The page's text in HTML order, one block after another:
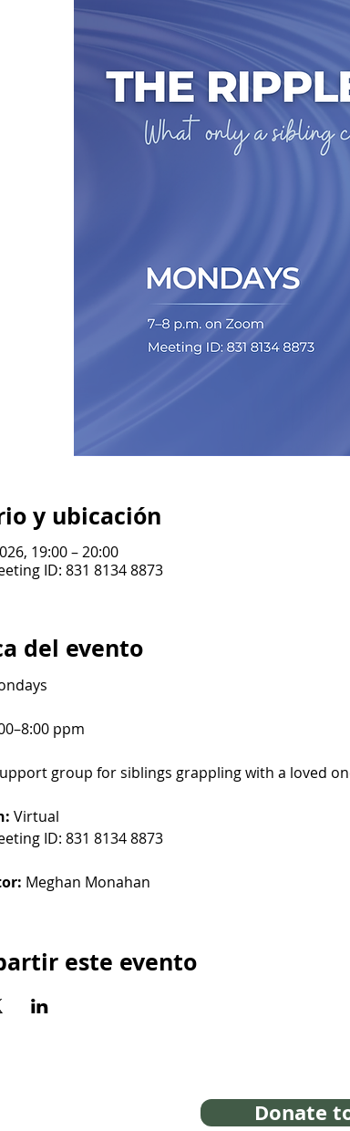
y ubicación
19:00 – 20:00
ID: 831 8134 8873
del evento
ppm
group for siblings grappling with a loved
Virtual
ID: 831 8134 8873
Meghan Monahan
este evento
Donate